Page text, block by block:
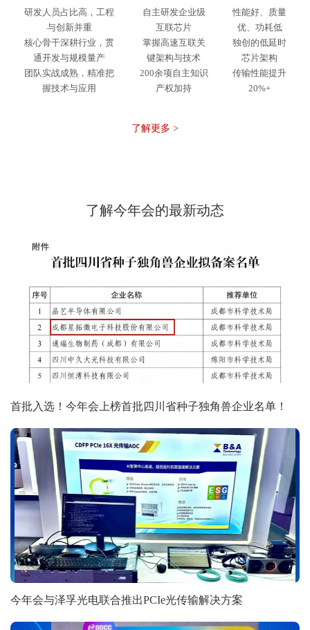
研发人员占比高，工程
与创新并重
核心骨干深耕行业，贯
通开发与规模量产
团队实战成熟，精准把
握技术与应用
自主研发企业级
互联芯片
掌握高速互联关
键架构与技术
200余项自主知识
产权加持
性能好、质量
优、功耗低
独创的低延时
芯片架构
传输性能提升
20%+
了解更多 >
了解今年会的最新动态
首批入选！今年会上榜首批四川省种子独角兽企业名单！
今年会与泽孚光电联合推出PCIe光传输解决方案